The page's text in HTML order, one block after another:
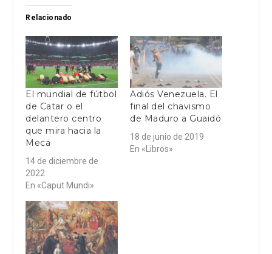
Relacionado
El mundial de fútbol
de Catar o el
delantero centro
que mira hacia la
Meca
14 de diciembre de
2022
En «Caput Mundi»
Adiós Venezuela. El
final del chavismo
de Maduro a Guaidó
18 de junio de 2019
En «Libros»